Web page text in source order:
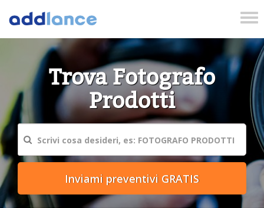
Trova Fotografo
Prodotti